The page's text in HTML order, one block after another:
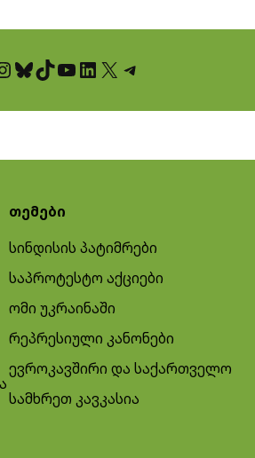
Bluesky TikTok YouTube LinkedIn X Telegram
თემები
სინდისის პატიმრები
საპროტესტო აქციები
ომი უკრაინაში
რეპრესიული კანონები
ევროკავშირი და საქართველო
სამხრეთ კავკასია